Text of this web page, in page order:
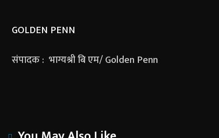
GOLDEN PENN
संपादक : भाग्यश्री बि एम/ Golden Penn